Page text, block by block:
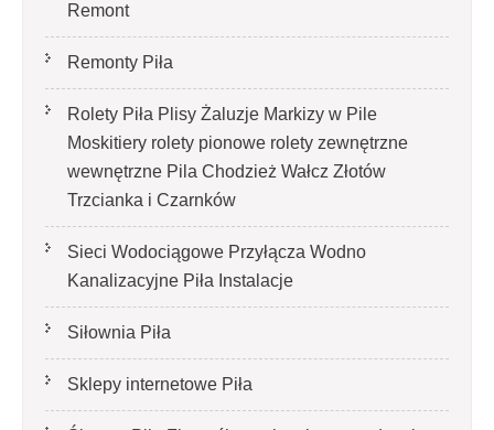
Remont
Remonty Piła
Rolety Piła Plisy Żaluzje Markizy w Pile
Moskitiery rolety pionowe rolety zewnętrzne
wewnętrzne Pila Chodzież Wałcz Złotów
Trzcianka i Czarnków
Sieci Wodociągowe Przyłącza Wodno
Kanalizacyjne Piła Instalacje
Siłownia Piła
Sklepy internetowe Piła